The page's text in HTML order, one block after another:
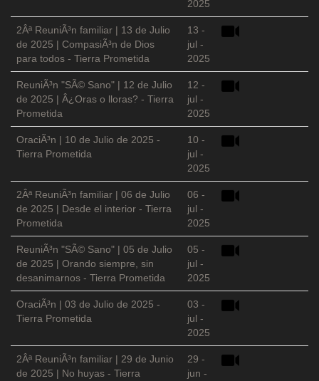
2025
2Âª ReuniÃ³n familiar | 13 de Julio
de 2025 | CompasiÃ³n de Dios
para todos - Tierra Prometida
13 -
jul -
2025
ReuniÃ³n "SÃ© Sano" | 12 de Julio
de 2025 | Â¿Oras o lloras? - Tierra
Prometida
12 -
jul -
2025
OraciÃ³n | 10 de Julio de 2025 -
Tierra Prometida
10 -
jul -
2025
2Âª ReuniÃ³n familiar | 06 de Julio
de 2025 | Desde el interior - Tierra
Prometida
06 -
jul -
2025
ReuniÃ³n "SÃ© Sano" | 05 de Julio
de 2025 | Orando siempre, sin
desanimarnos - Tierra Prometida
05 -
jul -
2025
OraciÃ³n | 03 de Julio de 2025 -
Tierra Prometida
03 -
jul -
2025
2Âª ReuniÃ³n familiar | 29 de Junio
de 2025 | No huyas - Tierra
29 -
jun -